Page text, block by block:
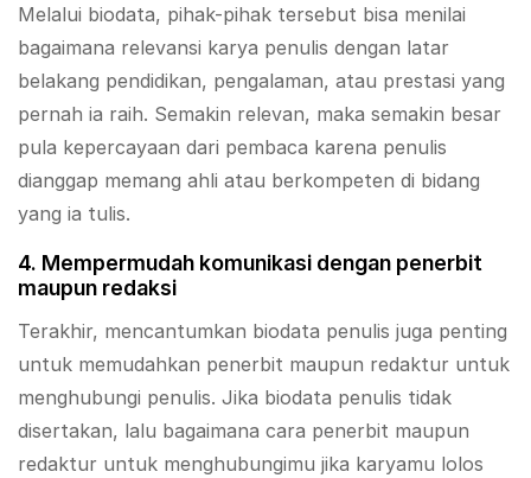
Melalui biodata, pihak-pihak tersebut bisa menilai
bagaimana relevansi karya penulis dengan latar
belakang pendidikan, pengalaman, atau prestasi yang
pernah ia raih. Semakin relevan, maka semakin besar
pula kepercayaan dari pembaca karena penulis
dianggap memang ahli atau berkompeten di bidang
yang ia tulis.
4. Mempermudah komunikasi dengan penerbit
maupun redaksi
Terakhir, mencantumkan biodata penulis juga penting
untuk memudahkan penerbit maupun redaktur untuk
menghubungi penulis. Jika biodata penulis tidak
disertakan, lalu bagaimana cara penerbit maupun
redaktur untuk menghubungimu jika karyamu lolos